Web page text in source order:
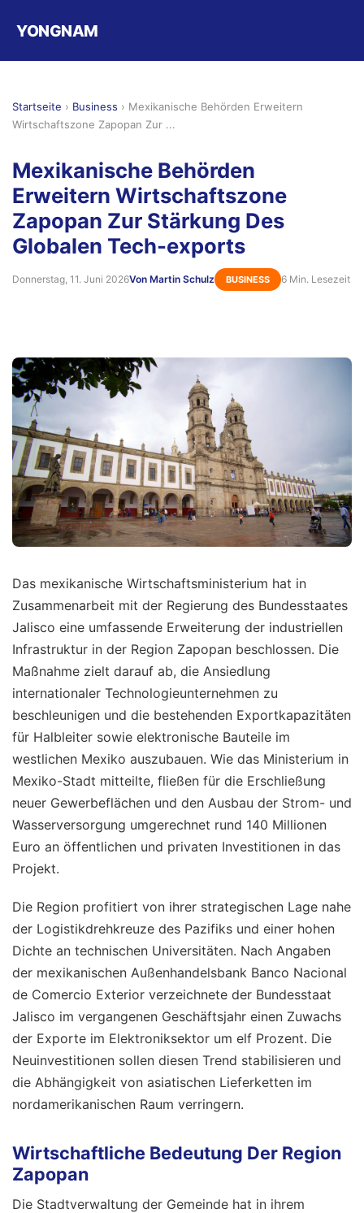
YONGNAM
Startseite › Business › Mexikanische Behörden Erweitern
Wirtschaftszone Zapopan Zur ...
Mexikanische Behörden
Erweitern Wirtschaftszone
Zapopan Zur Stärkung Des
Globalen Tech-exports
Donnerstag, 11. Juni 2026Von Martin Schulz BUSINESS 6 Min. Lesezeit
Das mexikanische Wirtschaftsministerium hat in
Zusammenarbeit mit der Regierung des Bundesstaates
Jalisco eine umfassende Erweiterung der industriellen
Infrastruktur in der Region Zapopan beschlossen. Die
Maßnahme zielt darauf ab, die Ansiedlung
internationaler Technologieunternehmen zu
beschleunigen und die bestehenden Exportkapazitäten
für Halbleiter sowie elektronische Bauteile im
westlichen Mexiko auszubauen. Wie das Ministerium in
Mexiko-Stadt mitteilte, fließen für die Erschließung
neuer Gewerbeflächen und den Ausbau der Strom- und
Wasserversorgung umgerechnet rund 140 Millionen
Euro an öffentlichen und privaten Investitionen in das
Projekt.
Die Region profitiert von ihrer strategischen Lage nahe
der Logistikdrehkreuze des Pazifiks und einer hohen
Dichte an technischen Universitäten. Nach Angaben
der mexikanischen Außenhandelsbank Banco Nacional
de Comercio Exterior verzeichnete der Bundesstaat
Jalisco im vergangenen Geschäftsjahr einen Zuwachs
der Exporte im Elektroniksektor um elf Prozent. Die
Neuinvestitionen sollen diesen Trend stabilisieren und
die Abhängigkeit von asiatischen Lieferketten im
nordamerikanischen Raum verringern.
Wirtschaftliche Bedeutung Der Region
Zapopan
Die Stadtverwaltung der Gemeinde hat in ihrem